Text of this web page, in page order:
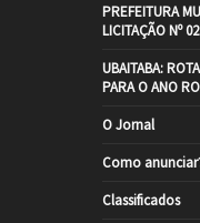
PREFEITURA
LICITAÇÃO Nº
UBAITABA:
PARA O ANO
O Jornal
Como
Classificados